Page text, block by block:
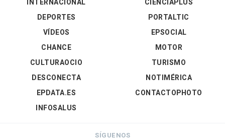
INTERNACIONAL
DEPORTES
VÍDEOS
CIENCIAPLUS
PORTALTIC
EPSOCIAL
CHANCE
CULTURAOCIO
DESCONECTA
EPDATA.ES
INFOSALUS
MOTOR
TURISMO
NOTIMÉRICA
CONTACTOPHOTO
SÍGUENOS